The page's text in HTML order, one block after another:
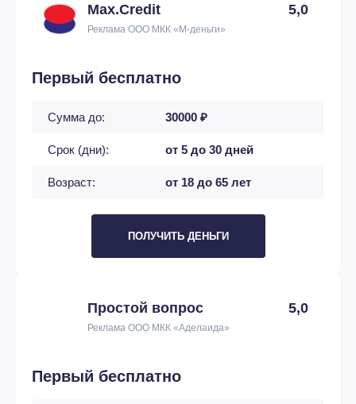
Max.Credit 5,0
Реклама ООО МКК «М-деньги»
Первый бесплатно
Сумма до: 30000 ₽
Срок (дни): от 5 до 30 дней
Возраст: от 18 до 65 лет
ПОЛУЧИТЬ ДЕНЬГИ
Простой вопрос 5,0
Реклама ООО МКК «Аделаида»
Первый бесплатно